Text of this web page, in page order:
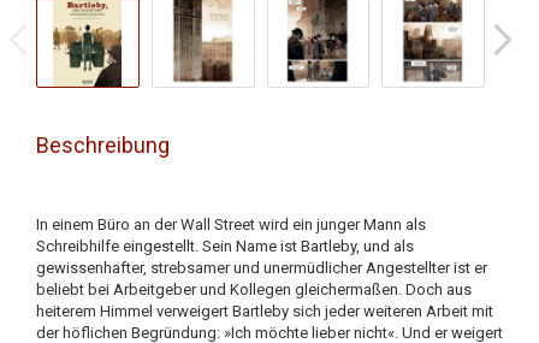
Beschreibung
In einem Büro an der Wall Street wird ein junger Mann als
Schreibhilfe eingestellt. Sein Name ist Bartleby, und als
gewissenhafter, strebsamer und unermüdlicher Angestellter ist er
beliebt bei Arbeitgeber und Kollegen gleichermaßen. Doch aus
heiterem Himmel verweigert Bartleby sich jeder weiteren Arbeit mit
der höflichen Begründung: »Ich möchte lieber nicht«. Und er weigert